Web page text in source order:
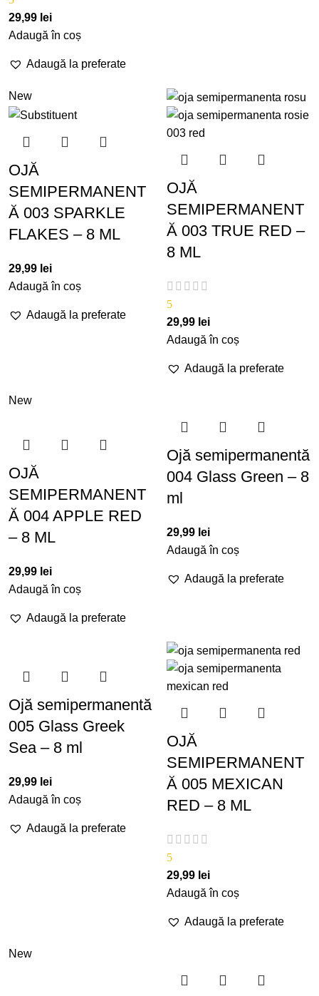
29,99 lei
Adaugă în coș
Adaugă la preferate
New
OJĂ
SEMIPERMANENT
Ă 003 SPARKLE
FLAKES – 8 ML
29,99 lei
Adaugă în coș
Adaugă la preferate
OJĂ
SEMIPERMANENT
Ă 003 TRUE RED –
8 ML
5
29,99 lei
Adaugă în coș
Adaugă la preferate
New
OJĂ
SEMIPERMANENT
Ă 004 APPLE RED
– 8 ML
29,99 lei
Adaugă în coș
Adaugă la preferate
Ojă semipermanentă
004 Glass Green – 8
ml
29,99 lei
Adaugă în coș
Adaugă la preferate
Ojă semipermanentă
005 Glass Greek
Sea – 8 ml
29,99 lei
Adaugă în coș
Adaugă la preferate
OJĂ
SEMIPERMANENT
Ă 005 MEXICAN
RED – 8 ML
5
29,99 lei
Adaugă în coș
Adaugă la preferate
New